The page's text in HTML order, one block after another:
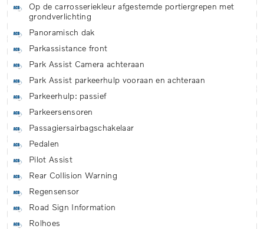
Op de carrosseriekleur afgestemde portiergrepen met
grondverlichting
Panoramisch dak
Parkassistance front
Park Assist Camera achteraan
Park Assist parkeerhulp vooraan en achteraan
Parkeerhulp: passief
Parkeersensoren
Passagiersairbagschakelaar
Pedalen
Pilot Assist
Rear Collision Warning
Regensensor
Road Sign Information
Rolhoes